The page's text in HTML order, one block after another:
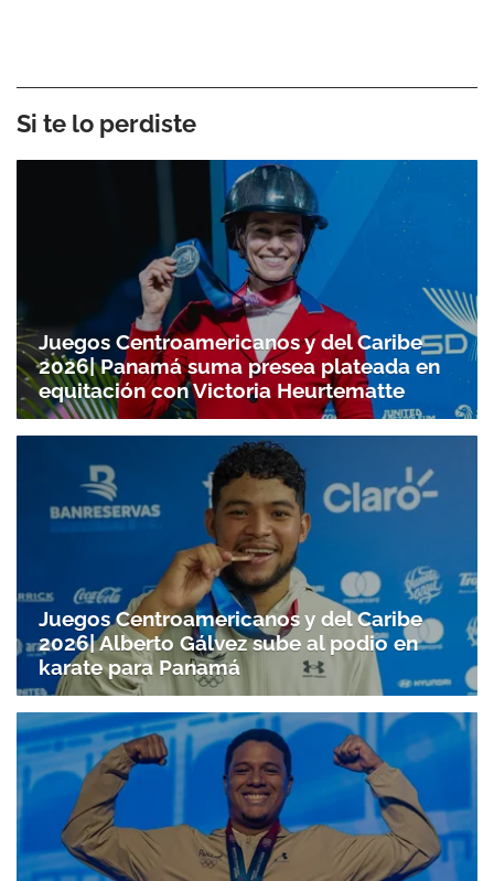
Si te lo perdiste
Juegos Centroamericanos y del Caribe
2026| Panamá suma presea plateada en
equitación con Victoria Heurtematte
Juegos Centroamericanos y del Caribe
2026| Alberto Gálvez sube al podio en
karate para Panamá